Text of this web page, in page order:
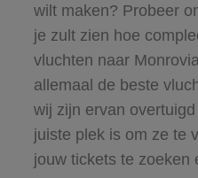
wilt maken? Probeer
je zult zien hoe
vluchten naar
allemaal de beste
wij zijn ervan
juiste plek is om ze te
jouw tickets te zoeken